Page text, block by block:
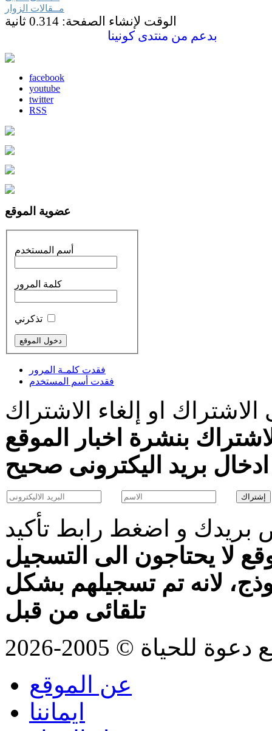
مــقالات الزوار
الوقت لإنشاء الصفحة: 0.314 ثانية
بدعم من منتدى كونينا
facebook
youtube
twitter
RSS
عضوية الموقع
أسم المستخدم
كلمة المرور
فقدت كلمـة المرور
فقدت أسم المستخدم
او إلغاء الاشتراك
بنشرة اخبار الموقع
و اضغط رابط تأكيد
لا يحتاجون الى التسجيل
لانه تم تسجيلهم بشكل
تلقائى من قبل
© 2005-2026
عن الموقع
ايماننا